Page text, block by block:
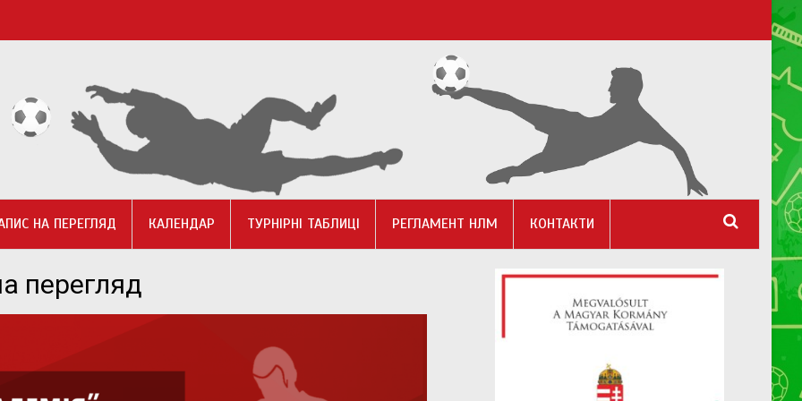
НА ПЕРЕГЛЯД КАЛЕНДАР ТУРНІРНІ ТАБЛИЦІ РЕГЛАМЕНТ НЛМ КОНТАКТИ
перегляд